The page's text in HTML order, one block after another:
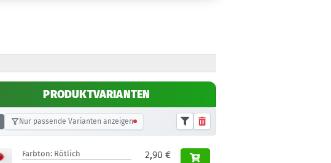
PRODUKTVARIANTEN
Nur passende Varianten anzeigen
Farbton: Rötlich 2,90 €